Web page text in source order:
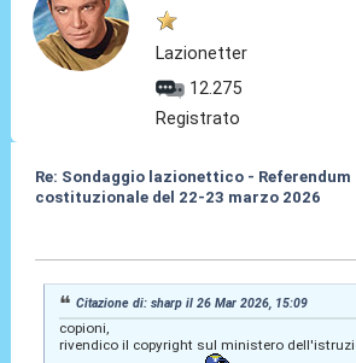
Lazionetter
12.275
Registrato
Re: Sondaggio lazionettico - Referendum
costituzionale del 22-23 marzo 2026
Citazione di: sharp il 26 Mar 2026, 15:09
copioni,
rivendico il copyright sul ministero